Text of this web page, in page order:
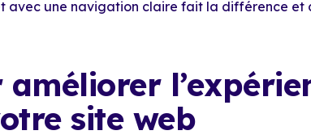
avec une navigation claire fait la différence et
site web